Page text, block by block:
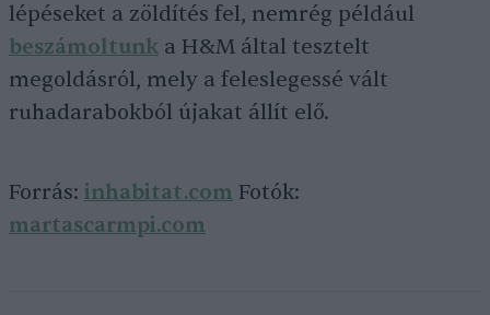
lépéseket a zöldítés fel, nemrég például
beszámoltunk a H&M által tesztelt
megoldásról, mely a feleslegessé vált
ruhadarabokból újakat állít elő.
Forrás: inhabitat.com Fotók:
martascarmpi.com